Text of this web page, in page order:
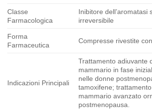
Classe
Farmacologica
Inibitore dell’aromatasi
irreversibile
Forma
Farmaceutica
Compresse rivestite
Indicazioni Principali
Trattamento adiuvante
mammario in fase
nelle donne
tamoxifene;
mammario avanzato
postmenopausa.